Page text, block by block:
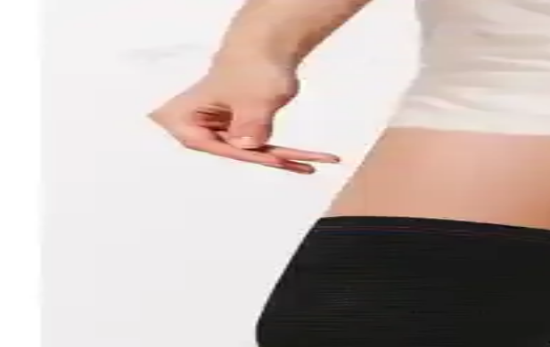
Katmirra Deve Tüyü Yün Dizlik: Doğal ve Konforlu Dizlik Seçenekleri
Deve tüyü yün malzemeden üretilen bu dizlik, dizleri sıcak tutar, elastik yapısıyla hareket
FitQueen Yün Termal Dizlik: Soğuk Havalarda Eklem ve Diz Rahatlığı
FitQueen Yün Termal Dizlik, soğuk havalarda dizleri ve eklemleri destekleyerek ağrıları
Develi Yün Dizlik: Doğal Malzemelerle Sıcak ve Konforlu Diz Desteği
Develi yün dizlik, doğal yün kumaştan üretilmiş olup, sıcaklık ve konfor sağlar. Farklı beden
Deve Tüyü Yün Dizlikleri Karşılaştırması: Katmirra ve S&D Ürünlerinin
İki deve tüyü yün dizlik ürününü detaylı karşılaştırıyoruz. Malzeme kalitesi, kullanım konforu,
S&D Deve Tüyü Yün Dizlik: Soğuk Havalarda Sıcaklık ve Rahatlık
S&D Deve Tüyü Yün Dizlik, yüksek kaliteli yün malzemesiyle soğuk havalarda dizleri sıcak